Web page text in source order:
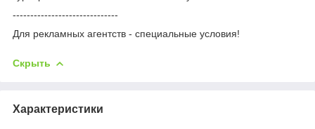
------------------------------
Для рекламных агентств - специальные условия!
Скрыть
Характеристики